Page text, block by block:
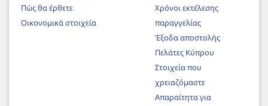
Πώς θα έρθετε
Οικονομικά στοιχεία
Χρόνοι εκτέλεσης
παραγγελίας
Έξοδα αποστολής
Πελάτες Κύπρου
Στοιχεία που
χρειαζόμαστε
Απαραίτητα για